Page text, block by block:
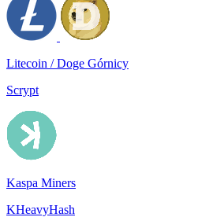
Litecoin / Doge Górnicy
Scrypt
Kaspa Miners
KHeavyHash